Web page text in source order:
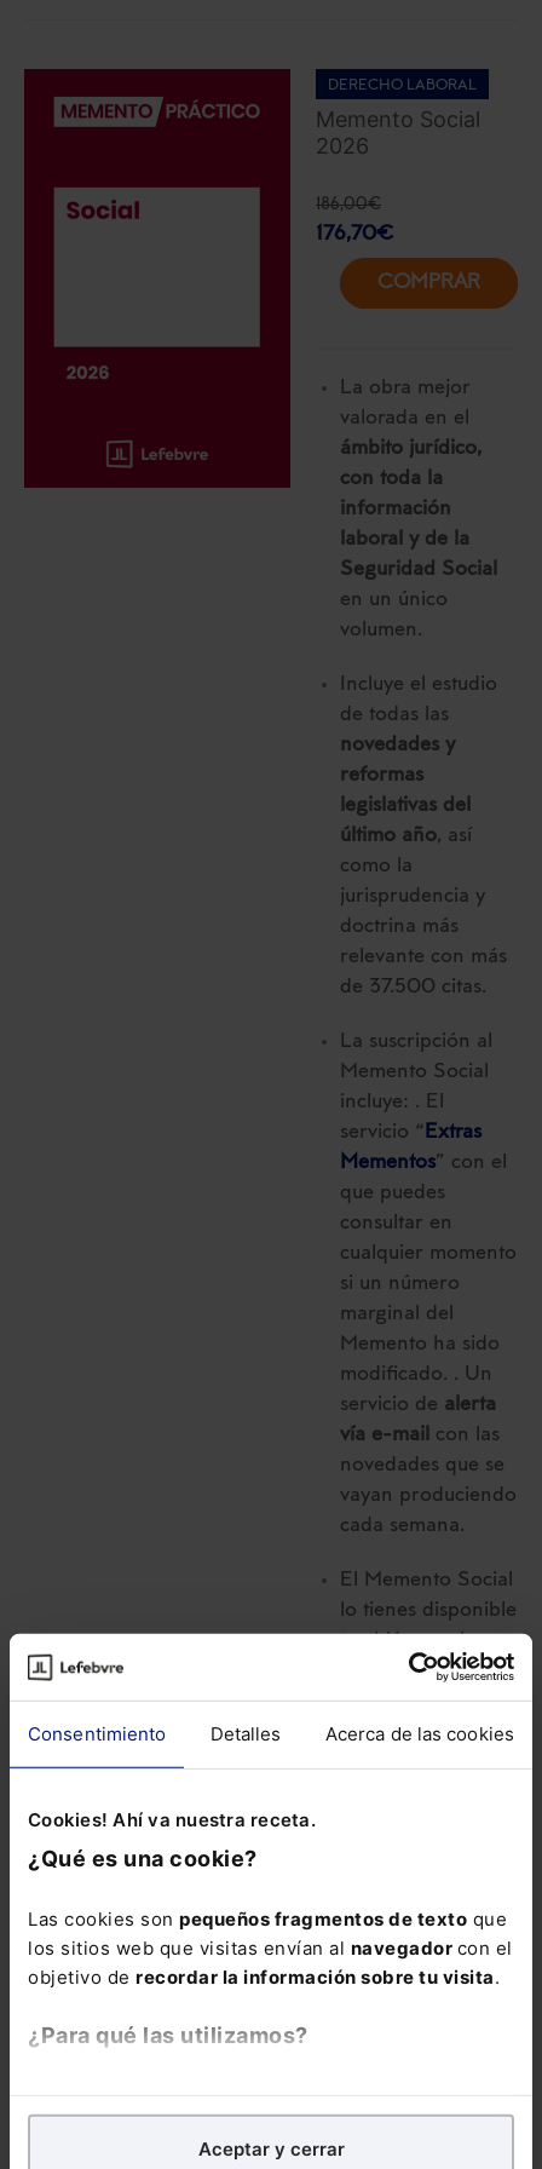
Consentimiento Detalles Acerca de las cookies
Cookies! Ahí va nuestra receta.
¿Qué es una cookie?
Las cookies son pequeños fragmentos de texto que
los sitios web que visitas envían al navegador con el
objetivo de recordar la información sobre tu visita.
¿Para qué las utilizamos?
analíticospara tratar demejorar tu experienciaen
nuestra página web. También con fines publicitarios,
Aceptar y cerrar
DERECHO LABORAL
Memento Social
2026
186,00€
176,70€
COMPRAR
La obra mejor
valorada en el
ámbito jurídico,
con toda la
información
laboral y de la
Seguridad Social
en un único
volumen.
Incluye el estudio
de todas las
novedades y
reformas
legislativas del
último año, así
como la
jurisprudencia y
doctrina más
relevante con más
de 37.500 citas.
La suscripción al
Memento Social
incluye: . El
servicio “ Extras
Mementos” con el
que puedes
consultar en
cualquier momento
si un número
marginal del
Memento ha sido
modificado. . Un
servicio de alerta
vía e-mail con las
novedades que se
vayan produciendo
cada semana.
El Memento Social
lo tienes disponible
también en el
siguientePack con
un precio especial
para que domines
Memento Social +
Memento Express
Novedades